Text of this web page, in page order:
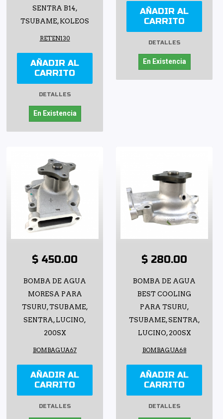
SENTRA B14,
TSUBAME, KOLEOS
RETEN130
AÑADIR AL
CARRITO
DETALLES
En Existencia
AÑADIR AL
CARRITO
DETALLES
En Existencia
$ 450.00
BOMBA DE AGUA
MORESA PARA
TSURU, TSUBAME,
SENTRA, LUCINO,
200SX
BOMBAGUA67
AÑADIR AL
CARRITO
DETALLES
$ 280.00
BOMBA DE AGUA
BEST COOLING
PARA TSURU,
TSUBAME, SENTRA,
LUCINO, 200SX
BOMBAGUA68
AÑADIR AL
CARRITO
DETALLES